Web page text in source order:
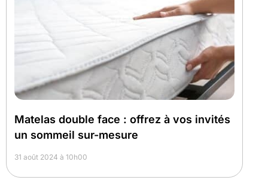
Matelas double face : offrez à vos invités
un sommeil sur-mesure
31 août 2024 à 10h00